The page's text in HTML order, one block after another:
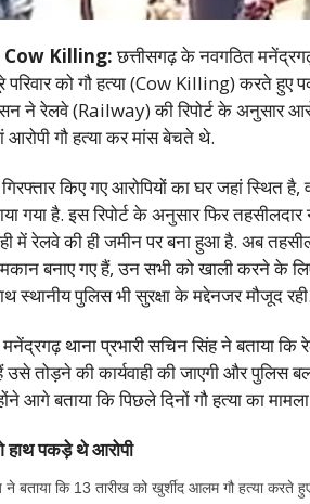
Killing:छत्तीसगढ़ के नवगठित
को गौ हत्या (Cow Killing) करते हुए
ने रेलवे (Railway) की रिपोर्ट के अनुसार
गौ हत्या कर मांस बेचते थे.
किए गए आरोपियों का घर जहां स्थित
गया है. इस रिपोर्ट के अनुसार फिर
में रेलवे की ही जमीन पर बना हुआ है. अब
बनाए गए हैं, उन सभी को खाली करने के
स्थानीय पुलिस भी सुरक्षा के मद्देनजर मौजूद रही.
थाना प्रभारी सचिन सिंह ने बताया कि
तोड़ने की कार्यवाही की जाएगी और पुलिस
आगे बताया कि पिछले दिनों गौ हत्या का
हाथ पकड़े थे आरोपी
बताया कि 13 तारीख को खुर्शीद आलम गौ हत्या